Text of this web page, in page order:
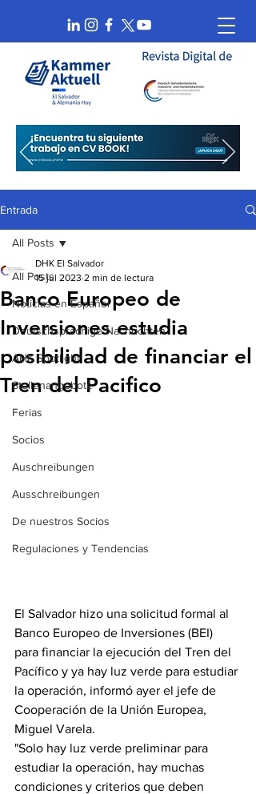
Entrada
All Posts
Noticias en Español
Deutschsprachige Nachrichten
AHK Spotlight
Stellenangebote
Ferias
Socios
Auschreibungen
Ausschreibungen
De nuestros Socios
Regulaciones y Tendencias
All Posts
Banco Europeo de
Inversiones estudia
posibilidad de financiar el
Tren del Pacifico
DHK El Salvador
15 jul 2023 2 min de lectura
El Salvador hizo una solicitud formal al
Banco Europeo de Inversiones (BEI)
para financiar la ejecución del Tren del
Pacífico y ya hay luz verde para estudiar
la operación, informó ayer el jefe de
Cooperación de la Unión Europea,
Miguel Varela.
"Solo hay luz verde preliminar para
estudiar la operación, hay muchas
condiciones y criterios que deben